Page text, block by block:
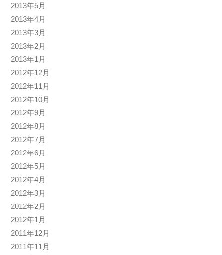
2013年5月
2013年4月
2013年3月
2013年2月
2013年1月
2012年12月
2012年11月
2012年10月
2012年9月
2012年8月
2012年7月
2012年6月
2012年5月
2012年4月
2012年3月
2012年2月
2012年1月
2011年12月
2011年11月